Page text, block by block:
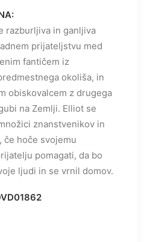
razburljiva in ganljiva
prijateljstvu med
fantičem iz
okoliša, in
obiskovalcem z drugega
na Zemlji. Elliot se
znanstvenikov in
če hoče svojemu
pomagati, da bo
ljudi in se vrnil domov.